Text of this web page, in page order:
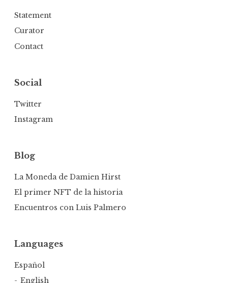
Statement
Curator
Contact
Social
Twitter
Instagram
Blog
La Moneda de Damien Hirst
El primer NFT de la historia
Encuentros con Luis Palmero
Languages
Español
English